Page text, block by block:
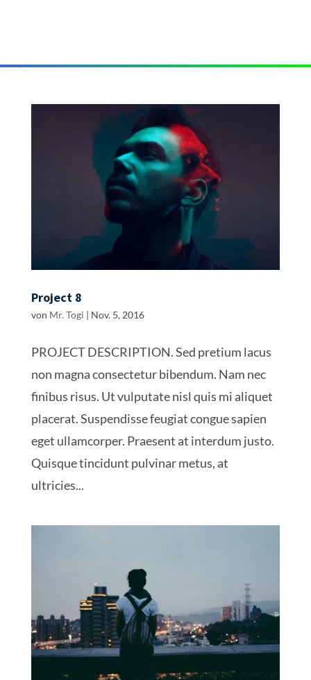
Project 8
von Mr. Togi | Nov. 5, 2016
PROJECT DESCRIPTION. Sed pretium lacus
non magna consectetur bibendum. Nam nec
finibus risus. Ut vulputate nisl quis mi aliquet
placerat. Suspendisse feugiat congue sapien
eget ullamcorper. Praesent at interdum justo.
Quisque tincidunt pulvinar metus, at
ultricies...